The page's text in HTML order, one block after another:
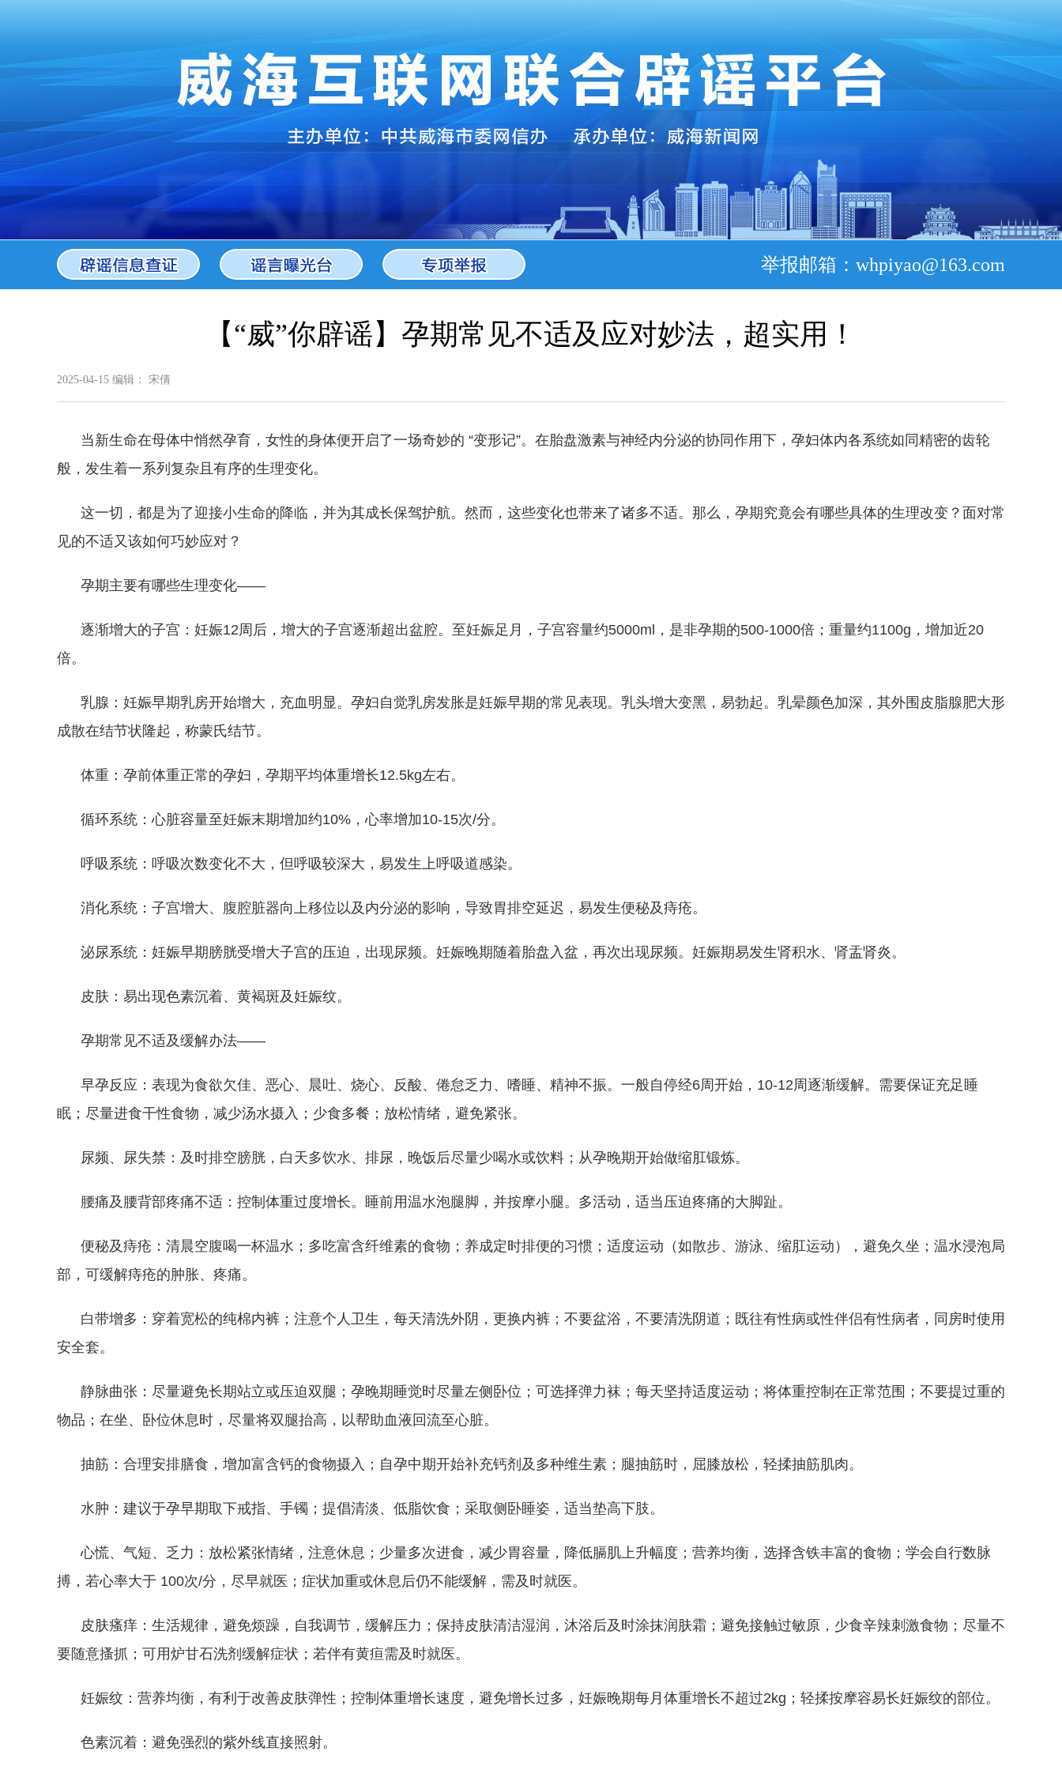
举报邮箱：whpiyao@163.com
【“威”你辟谣】孕期常见不适及应对妙法，超实用！
2025-04-15 编辑： 宋倩
当新生命在母体中悄然孕育，女性的身体便开启了一场奇妙的 “变形记”。在胎盘激素与神经内分泌的协同作用下，孕妇体内各系统如同精密的齿轮
般，发生着一系列复杂且有序的生理变化。
这一切，都是为了迎接小生命的降临，并为其成长保驾护航。然而，这些变化也带来了诸多不适。那么，孕期究竟会有哪些具体的生理改变？面对常
见的不适又该如何巧妙应对？
孕期主要有哪些生理变化——
逐渐增大的子宫：妊娠12周后，增大的子宫逐渐超出盆腔。至妊娠足月，子宫容量约5000ml，是非孕期的500-1000倍；重量约1100g，增加近20
倍。
乳腺：妊娠早期乳房开始增大，充血明显。孕妇自觉乳房发胀是妊娠早期的常见表现。乳头增大变黑，易勃起。乳晕颜色加深，其外围皮脂腺肥大形
成散在结节状隆起，称蒙氏结节。
体重：孕前体重正常的孕妇，孕期平均体重增长12.5kg左右。
循环系统：心脏容量至妊娠末期增加约10%，心率增加10-15次/分。
呼吸系统：呼吸次数变化不大，但呼吸较深大，易发生上呼吸道感染。
消化系统：子宫增大、腹腔脏器向上移位以及内分泌的影响，导致胃排空延迟，易发生便秘及痔疮。
泌尿系统：妊娠早期膀胱受增大子宫的压迫，出现尿频。妊娠晚期随着胎盘入盆，再次出现尿频。妊娠期易发生肾积水、肾盂肾炎。
皮肤：易出现色素沉着、黄褐斑及妊娠纹。
孕期常见不适及缓解办法——
早孕反应：表现为食欲欠佳、恶心、晨吐、烧心、反酸、倦怠乏力、嗜睡、精神不振。一般自停经6周开始，10-12周逐渐缓解。需要保证充足睡
眠；尽量进食干性食物，减少汤水摄入；少食多餐；放松情绪，避免紧张。
尿频、尿失禁：及时排空膀胱，白天多饮水、排尿，晚饭后尽量少喝水或饮料；从孕晚期开始做缩肛锻炼。
腰痛及腰背部疼痛不适：控制体重过度增长。睡前用温水泡腿脚，并按摩小腿。多活动，适当压迫疼痛的大脚趾。
便秘及痔疮：清晨空腹喝一杯温水；多吃富含纤维素的食物；养成定时排便的习惯；适度运动（如散步、游泳、缩肛运动），避免久坐；温水浸泡局
部，可缓解痔疮的肿胀、疼痛。
白带增多：穿着宽松的纯棉内裤；注意个人卫生，每天清洗外阴，更换内裤；不要盆浴，不要清洗阴道；既往有性病或性伴侣有性病者，同房时使用
安全套。
静脉曲张：尽量避免长期站立或压迫双腿；孕晚期睡觉时尽量左侧卧位；可选择弹力袜；每天坚持适度运动；将体重控制在正常范围；不要提过重的
物品；在坐、卧位休息时，尽量将双腿抬高，以帮助血液回流至心脏。
抽筋：合理安排膳食，增加富含钙的食物摄入；自孕中期开始补充钙剂及多种维生素；腿抽筋时，屈膝放松，轻揉抽筋肌肉。
水肿：建议于孕早期取下戒指、手镯；提倡清淡、低脂饮食；采取侧卧睡姿，适当垫高下肢。
心慌、气短、乏力：放松紧张情绪，注意休息；少量多次进食，减少胃容量，降低膈肌上升幅度；营养均衡，选择含铁丰富的食物；学会自行数脉
搏，若心率大于 100次/分，尽早就医；症状加重或休息后仍不能缓解，需及时就医。
皮肤瘙痒：生活规律，避免烦躁，自我调节，缓解压力；保持皮肤清洁湿润，沐浴后及时涂抹润肤霜；避免接触过敏原，少食辛辣刺激食物；尽量不
要随意搔抓；可用炉甘石洗剂缓解症状；若伴有黄疸需及时就医。
妊娠纹：营养均衡，有利于改善皮肤弹性；控制体重增长速度，避免增长过多，妊娠晚期每月体重增长不超过2kg；轻揉按摩容易长妊娠纹的部位。
色素沉着：避免强烈的紫外线直接照射。